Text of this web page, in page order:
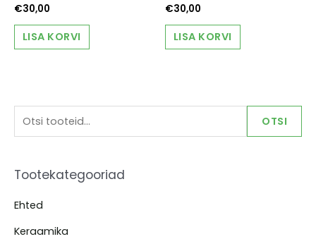
t
i
OTSI
Tootekategooriad
Ehted
Keraamika
€30,00
LISA KORVI
€30,00
LISA KORVI